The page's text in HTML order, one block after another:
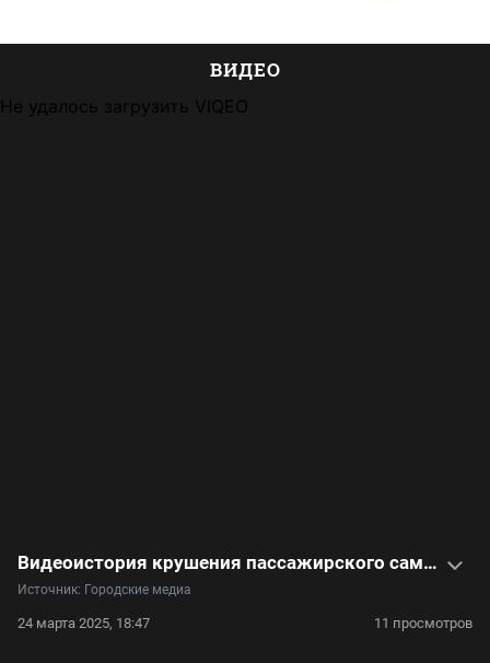
ВИДЕО
Не удалось загрузить VIQEO
Видеоистория крушения пассажирского самолета — за штурвалом был ребенок
Источник: Городские медиа
24 марта 2025, 18:47 11 просмотров